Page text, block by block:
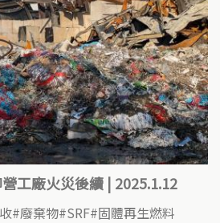
營工廠火災後續​ | 2025.1.12
廢棄物 SRF 固體再生燃料